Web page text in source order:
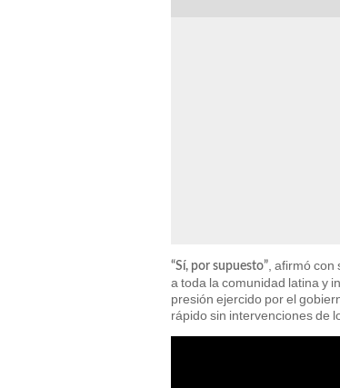
“Sí, por supuesto”, afirmó con
a toda la comunidad latina y
presión ejercido por el
rápido sin intervenciones de